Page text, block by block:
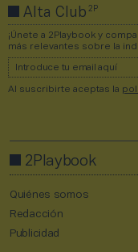
Alta Club2P
¡Únete a 2Playbook y
más relevantes sobre la
Al suscribirte aceptas la
2Playbook
Quiénes somos
Redacción
Publicidad